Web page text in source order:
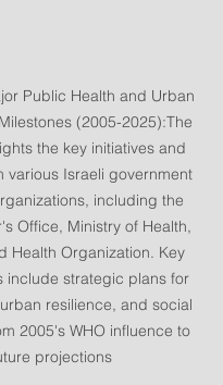
Public Health and Urban
(2005-2025):The
the key initiatives and
various Israeli government
including the
Office, Ministry of Health,
Health Organization. Key
include strategic plans for
resilience, and social
2005's WHO influence to
projections.